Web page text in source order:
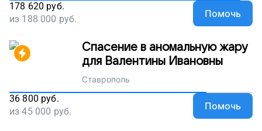
178 620 руб.
из 188 000 руб. Помочь
Спасение в аномальную жару
для Валентины Ивановны
Ставрополь
36 800 руб.
из45 000 руб. Помочь